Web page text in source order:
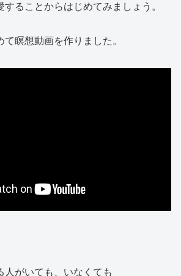
することからはじめてみましょう。
瞑想動画を作りました。
人がいても、いなくても